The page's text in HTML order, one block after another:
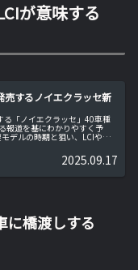
が意味する
売するノイエクラッセ新
る「ノイエクラッセ」40車種
報道を基にわかりやすく予
デルの時期と狙い、LCIや派
2025.09.17
に橋渡しする